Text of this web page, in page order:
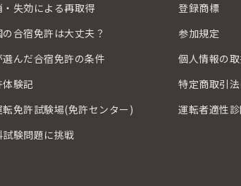
・失効による再取得
合宿免許は大丈夫？
選んだ合宿免許の条件
体験記
転免許試験場(免許センター)
試験問題に挑戦
登録商標
参加規定
個人情報の
特定商取引
運転者適性